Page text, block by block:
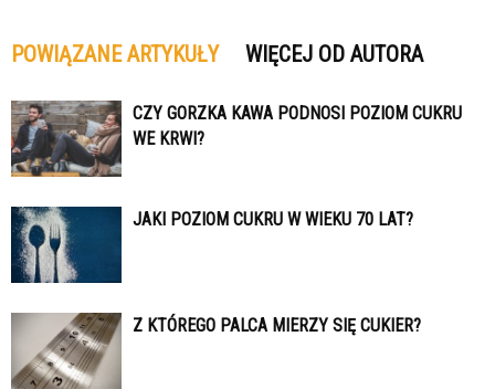
POWIĄZANE ARTYKUŁY WIĘCEJ OD AUTORA
CZY GORZKA KAWA PODNOSI POZIOM CUKRU
WE KRWI?
JAKI POZIOM CUKRU W WIEKU 70 LAT?
Z KTÓREGO PALCA MIERZY SIĘ CUKIER?